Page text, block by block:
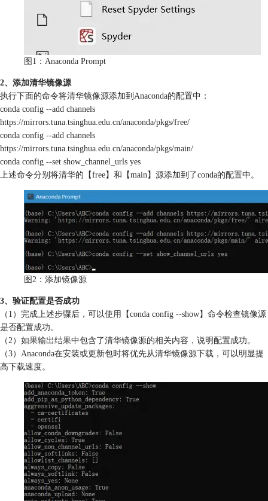
图1：Anaconda Prompt
2、添加清华镜像源
执行下面的命令将清华镜像源添加到Anaconda的配置中：
conda config --add channels
https://mirrors.tuna.tsinghua.edu.cn/anaconda/pkgs/free/
conda config --add channels
https://mirrors.tuna.tsinghua.edu.cn/anaconda/pkgs/main/
conda config --set show_channel_urls yes
上述命令分别将清华的【free】和【main】源添加到了conda的配置中。
图2：添加镜像源
3、验证配置是否成功
（1）完成上述步骤后，可以使用【conda config --show】命令检查镜像源
是否配置成功。
（2）如果输出结果中包含了清华镜像源的相关内容，说明配置成功。
（3）Anaconda在安装或更新包时将优先从清华镜像源下载，可以明显提
高下载速度。